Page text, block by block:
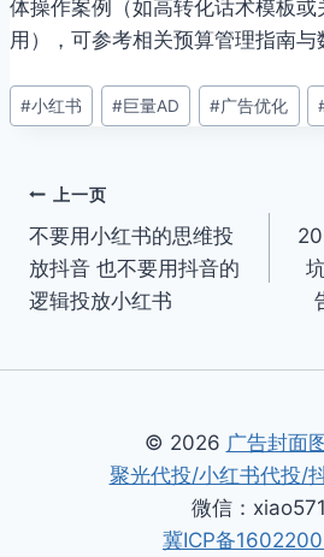
体操作案例（如高转化话术模板或
用），可参考相关预算管理指南与
文
章
签：
#小红书 #巨量AD #广告优化
文
章
导
上一页
不要用小红书的思维投
放抖音 也不要用抖音的
逻辑投放小红书
© 2026 广告封面
聚光代投/小红书代投/
微信：
冀ICP备